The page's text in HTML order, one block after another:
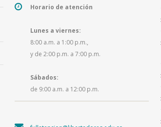
Horario de atención
Lunes a viernes:
8:00 a.m. a 1:00 p.m.,
y de 2:00 p.m. a 7:00 p.m.
Sábados:
de 9:00 a.m. a 12:00 p.m.